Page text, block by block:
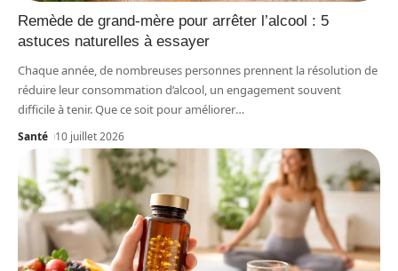
Remède de grand-mère pour arrêter l’alcool : 5
astuces naturelles à essayer
Chaque année, de nombreuses personnes prennent la résolution de
réduire leur consommation d’alcool, un engagement souvent
difficile à tenir. Que ce soit pour améliorer…
Santé 10 juillet 2026